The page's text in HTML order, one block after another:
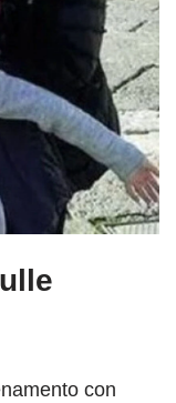
con